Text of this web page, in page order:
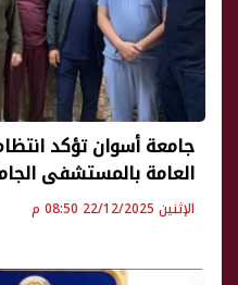
جامعة أسوان تؤكد
العامة بالمستشفى
الإثنين 22/12/2025 08:50 م